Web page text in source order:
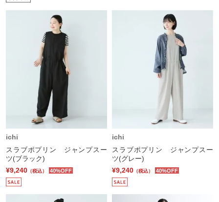
ichi
スラブポプリン ジャンプスー
ツ(ブラック)
¥9,240 （税込） 40%OFF
ichi
スラブポプリン ジャンプスー
ツ(グレー)
¥9,240 （税込） 40%OFF